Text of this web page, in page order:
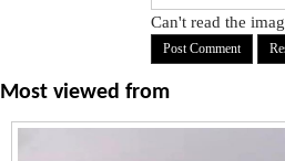
Can't read the
Most viewed from